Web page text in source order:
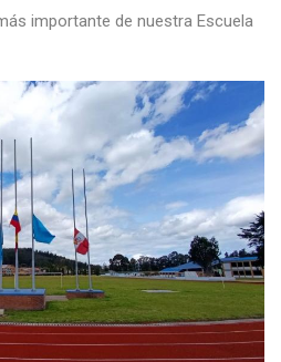
importante de nuestra Escuela